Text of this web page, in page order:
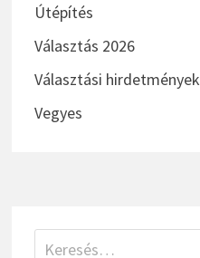
Útépítés
Választás 2026
Választási hirdetmények
Vegyes
Keresés: